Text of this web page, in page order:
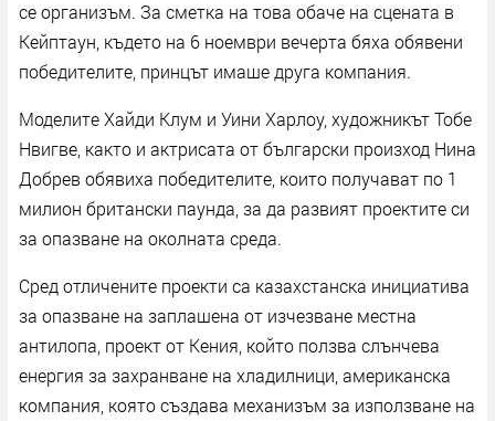
се организъм. За сметка на това обаче на сцената в
Кейптаун, където на 6 ноември вечерта бяха обявени
победителите, принцът имаше друга компания.
Моделите Хайди Клум и Уини Харлоу, художникът Тобе
Нвигве, както и актрисата от български произход Нина
Добрев обявиха победителите, които получават по 1
милион британски паунда, за да развият проектите си
за опазване на околната среда.
Сред отличените проекти са казахстанска инициатива
за опазване на заплашена от изчезване местна
антилопа, проект от Кения, който ползва слънчева
енергия за захранване на хладилници, американска
компания, която създава механизъм за използване на